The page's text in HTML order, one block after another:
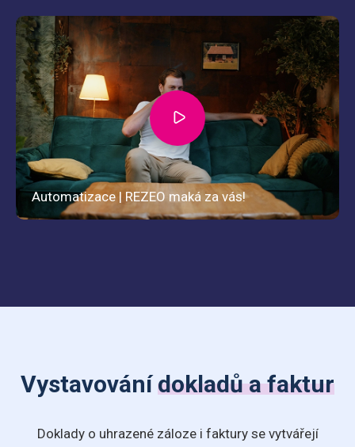
Vystavovánídokladů a faktur
Doklady o uhrazené záloze i faktury se vytvářejí